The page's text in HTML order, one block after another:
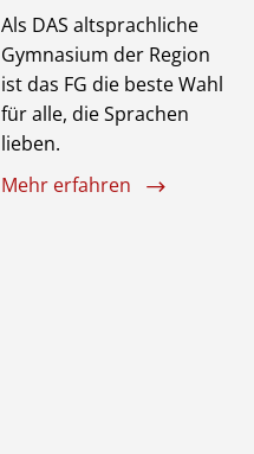
Als DAS altsprachliche
Gymnasium der Region
ist das FG die beste Wahl
für alle, die Sprachen
lieben.
Mehr erfahren